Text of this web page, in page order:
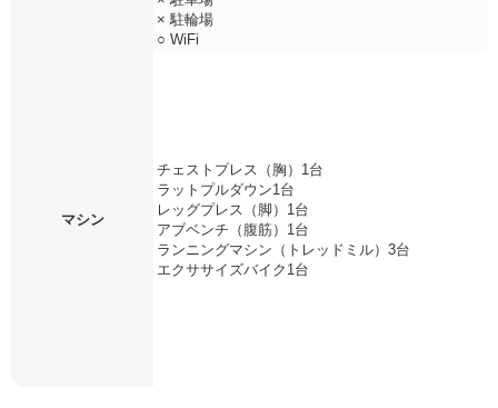
× 駐輪場
○ WiFi
マシン
チェストプレス（胸）1台
ラットプルダウン1台
レッグプレス（脚）1台
アブベンチ（腹筋）1台
ランニングマシン（トレッドミル）3台
エクササイズバイク1台